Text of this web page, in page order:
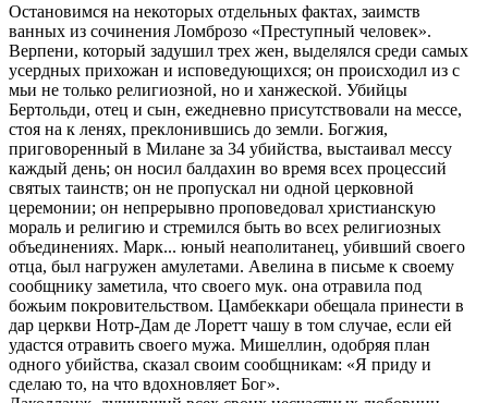
Остановимся на некоторых отдельных фактах, заимств
ванных из сочинения Ломброзо «Преступный человек».
Верпени, который задушил трех жен, выделялся среди самых
усердных прихожан и исповедующихся; он происходил из с
мьи не только религиозной, но и ханжеской. Убийцы
Бертольди, отец и сын, ежедневно присутствовали на мессе,
стоя на к ленях, преклонившись до земли. Богжия,
приговоренный в Милане за 34 убийства, выстаивал мессу
каждый день; он носил балдахин во время всех процессий
святых таинств; он не пропускал ни одной церковной
церемонии; он непрерывно проповедовал христианскую
мораль и религию и стремился быть во всех религиозных
объединениях. Марк... юный неаполитанец, убивший своего
отца, был нагружен амулетами. Авелина в письме к своему
сообщнику заметила, что своего мук. она отравила под
божьим покровительством. Цамбеккари обещала принести в
дар церкви Нотр-Дам де Лоретт чашу в том случае, если ей
удастся отравить своего мужа. Мишеллин, одобряя план
одного убийства, сказал своим сообщникам: «Я приду и
сделаю то, на что вдохновляет Бог».